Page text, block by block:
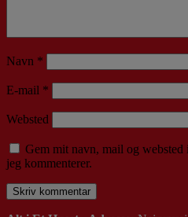
Navn *
E-mail *
Websted
Gem mit navn, mail og
jeg kommenterer.